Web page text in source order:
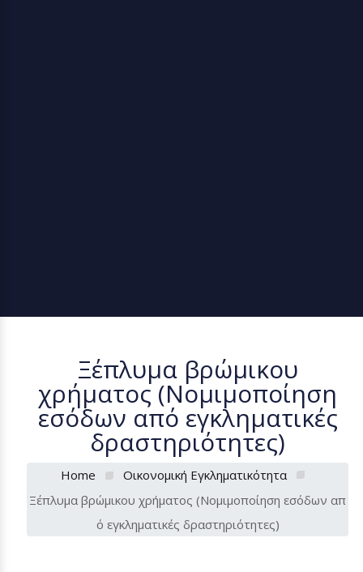
Ξέπλυμα βρώμικου
χρήματος (Νομιμοποίηση
εσόδων από εγκληματικές
δραστηριότητες)
Home
Οικονομική Εγκληματικότητα
Ξέπλυμα βρώμικου χρήματος (Νομιμοποίηση εσόδων απ
ό εγκληματικές δραστηριότητες)